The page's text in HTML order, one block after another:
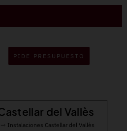
PIDE PRESUPUESTO
del Vallès
Instalaciones Castellar del Vallès